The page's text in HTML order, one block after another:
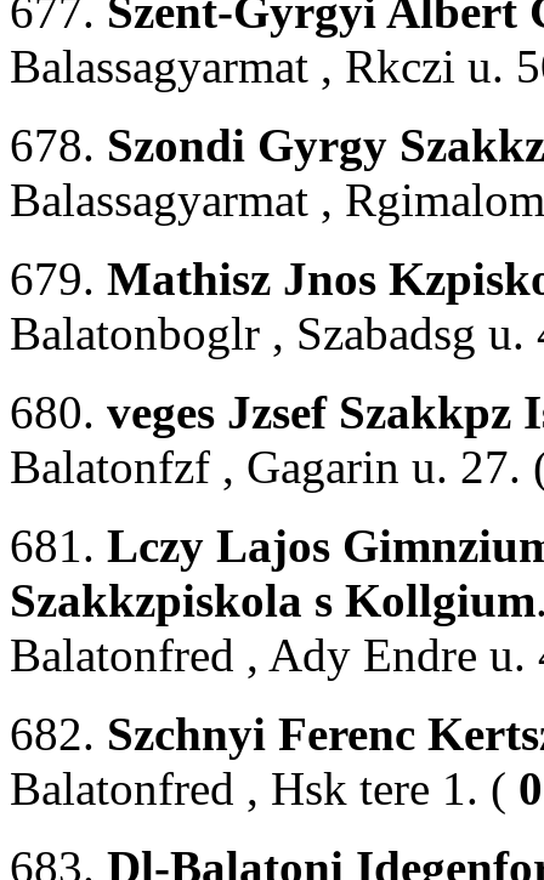
677. Szent-Gyrgyi Albert
Balassagyarmat , Rkczi u.
678. Szondi Gyrgy
Balassagyarmat ,
679. Mathisz Jnos
Balatonboglr , Szabadsg
680. veges Jzsef
Balatonfzf , Gagarin u. 27.
681. Lczy Lajos
Szakkzpiskola s Kollgium
Balatonfred , Ady Endre
682. Szchnyi Ferenc
Balatonfred , Hsk tere 1. (
683. Dl-Balatoni